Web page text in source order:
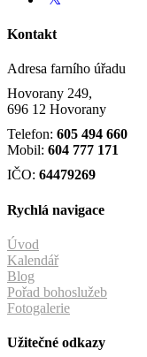
Kontakt
Adresa farního úřadu
Hovorany 249,
696 12 Hovorany
Telefon: 605 494 660
Mobil: 604 777 171
IČO: 64479269
Rychlá navigace
Úvod
Kalendář
Blog
Pořad bohoslužeb
Fotogalerie
Užitečné odkazy